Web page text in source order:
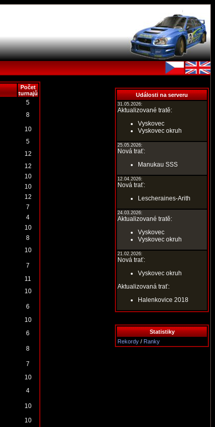
Události na serveru
31.05.2026:
Aktualizované tratě:
Vyskovec
Vyskovec okruh
25.05.2026:
Nová trať:
Manukau SSS
12.04.2026:
Nová trať:
Lescheraines-Arith
24.03.2026:
Aktualizované tratě:
Vyskovec
Vyskovec okruh
21.02.2026:
Nová trať:
Vyskovec okruh
Aktualizovaná trať:
Halenkovice 2018
Statistiky
Rekordy / Ranky
Počet
turnajů
5
8
10
5
12
12
10
10
12
7
4
10
8
10
7
11
10
6
10
6
8
7
10
4
10
10